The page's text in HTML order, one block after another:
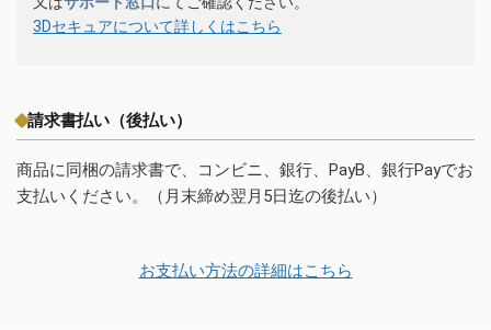
3Dセキュアについて詳しくはこちら
請求書払い（後払い）
商品に同梱の請求書で、コンビニ、銀行、PayB、銀行Payでお
支払いください。（月末締め翌月5日迄の後払い）
お支払い方法の詳細はこちら